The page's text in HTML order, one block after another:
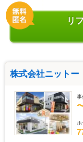
リ
株式会社ニットー
事
ホ